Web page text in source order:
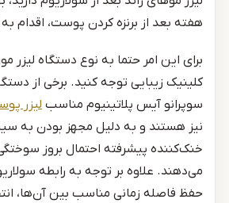
هفته بعد از برنزه کردن پوست، اقدام به
برای این امر حتما به نوع دستگاه لیزر
کلینیک زیبایی توجه کنید. برخی از
سوپرانو آیس پلاتینیوم مناسبلیزر
نیز هستند و به دلیل مجهز بودن به
خنک‌کننده پیشرفته احتمال بروز
می‌دهند. علاوه بر توجه به رابطه
حفظ فاصله زمانی مناسب بین آن‌ها،